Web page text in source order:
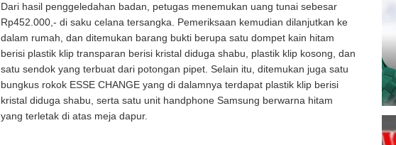
Dari hasil penggeledahan badan, petugas menemukan uang tunai sebesar
Rp452.000,- di saku celana tersangka. Pemeriksaan kemudian dilanjutkan ke
dalam rumah, dan ditemukan barang bukti berupa satu dompet kain hitam
berisi plastik klip transparan berisi kristal diduga shabu, plastik klip kosong, dan
satu sendok yang terbuat dari potongan pipet. Selain itu, ditemukan juga satu
bungkus rokok ESSE CHANGE yang di dalamnya terdapat plastik klip berisi
kristal diduga shabu, serta satu unit handphone Samsung berwarna hitam
yang terletak di atas meja dapur.